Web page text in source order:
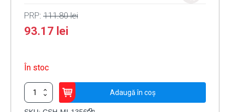
PRP: 111.80lei
93.17 lei
În stoc
Cantitate
Economizor
Adaugă în coș